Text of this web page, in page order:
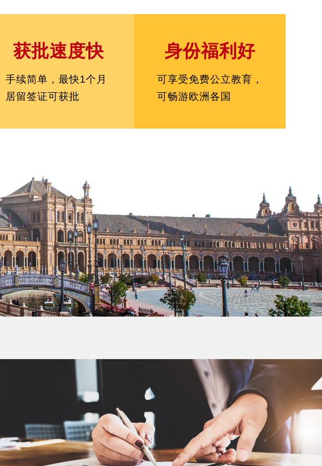
获批速度快
手续简单，最快1个月
居留签证可获批
身份福利好
可享受免费公立教育，
可畅游欧洲各国